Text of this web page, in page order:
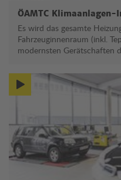
ÖAMTC
Es wird das gesamte
Fahrzeuginnenraum (inkl.
modernsten Gerätschaften